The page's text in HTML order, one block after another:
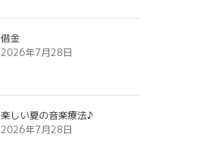
借金
2026年7月28日
楽しい夏の音楽療法♪
2026年7月28日